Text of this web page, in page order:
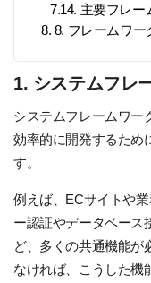
7.14. 主要フレー
8. 8. フレームワー
1. システムフレ
システムフレームワー
効率的に開発するため
す。
例えば、ECサイトや
ー認証やデータベース
ど、多くの共通機能が
なければ、こうした機